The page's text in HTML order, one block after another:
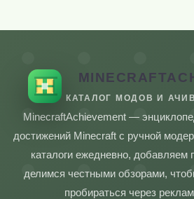
КАТАЛОГ МОДОВ И
MinecraftAchievement —
достижений Minecraft с ручной
каталоги ежедневно, добавляем
делимся честными обзорами,
пробираться через